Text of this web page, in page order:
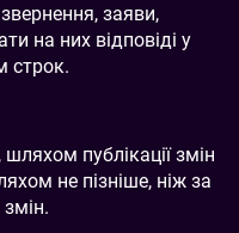
заяви,
на них відповіді у
строк.
публікації змін
не пізніше, ніж за